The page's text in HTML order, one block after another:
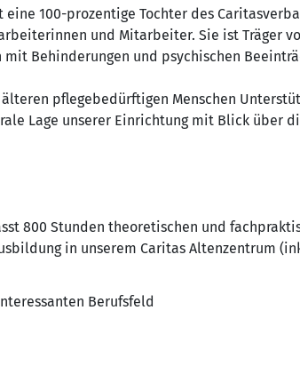
100-prozentige Tochter des
und Mitarbeiter. Sie ist Träger
Behinderungen und psychischen
pflegebedürftigen Menschen
Lage unserer Einrichtung mit Blick über
800 Stunden theoretischen und
in unserem Caritas Altenzentrum
Berufsfeld